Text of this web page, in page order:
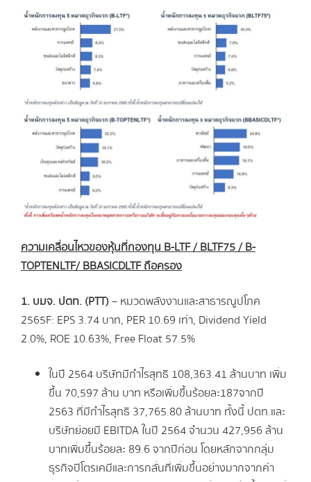
ความเคลื่อนไหวของหุ้นที่กองทุนB-LTF / BLTF75 / B-
TOPTENLTF/ BBASICDLTF ถือครอง
1. บมจ. ปตท. (PTT)– หมวดพลังงานและสาธารณูปโภค
2565F: EPS 3.74 บาท, PER 10.69 เท่า, Dividend Yield
2.0%, ROE 10.63%, Free Float 57.5%
ในปี 2564 บริษัทมีกำไรสุทธิ 108,363.41 ล้านบาท เพิ่ม
ขึ้น 70,597 ล้าน บาท หรือเพิ่มขึ้นร้อยละ187จากปี
2563 ที่มีกำไรสุทธิ 37,765.80 ล้านบาท ทั้งนี้ ปตท.และ
บริษัทย่อยมี EBITDA ในปี 2564 จำนวน 427,956 ล้าน
บาทเพิ่มขึ้นร้อยละ 89.6 จากปีก่อน โดยหลักจากกลุ่ม
ธุรกิจปิโตรเคมีและการกลั่นที่เพิ่มขึ้นอย่างมากจากค่า